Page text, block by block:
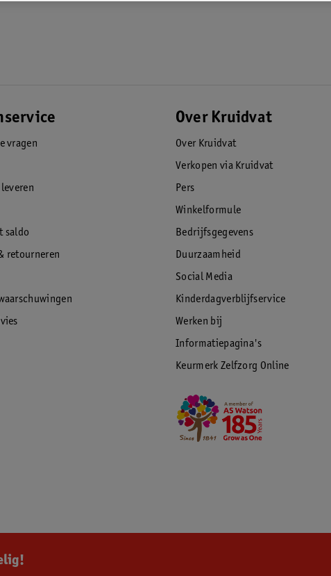
vragen
saldo
retourneren
Over Kruidvat
Over Kruidvat
Verkopen via Kruidvat
Pers
Winkelformule
Bedrijfsgegevens
Duurzaamheid
Social Media
Kinderdagverblijfservice
Werken bij
Informatiepagina's
Keurmerk Zelfzorg Online